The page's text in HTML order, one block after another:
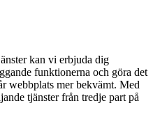
kan vi erbjuda dig
funktionerna och göra det
webbplats mer bekvämt. Med
tjänster från tredje part på